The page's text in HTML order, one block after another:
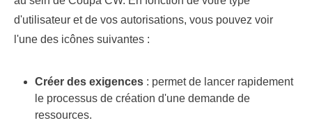
d'utilisateur et de vos autorisations, vous pouvez voir
l'une des icônes suivantes :
Créer des exigences : permet de lancer rapidement
le processus de création d'une demande de
ressources.